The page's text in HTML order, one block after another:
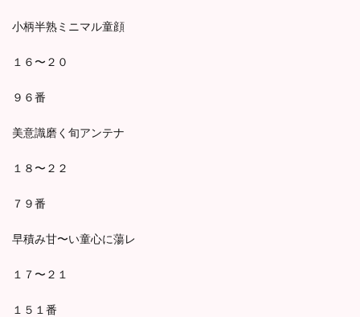
小柄半熟ミニマル童顔
１６〜２０
９６番
美意識磨く旬アンテナ
１８〜２２
７９番
早積み甘〜い童心に蕩レ
１７〜２１
１５１番